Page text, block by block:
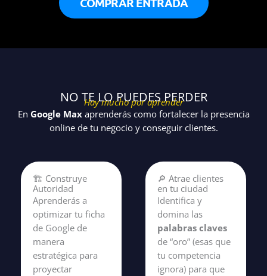
NO TE LO PUEDES PERDER
Hay mucho por aprender
En Google Maxaprenderás como fortalecer la presencia
online de tu negocio y conseguir clientes.
🏗️ Construye
Autoridad
Aprenderás a
optimizar tu ficha
de Google de
manera
estratégica para
proyectar
🔎 Atrae clientes
en tu ciudad
Identifica y
domina las
palabras claves
de “oro” (esas que
tu competencia
ignora) para que